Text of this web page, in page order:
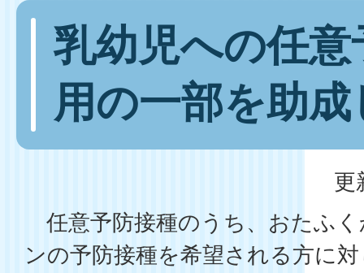
乳幼児への任
用の一部を助
更
任意予防接種のうち、おたふ
ンの予防接種を希望される方に